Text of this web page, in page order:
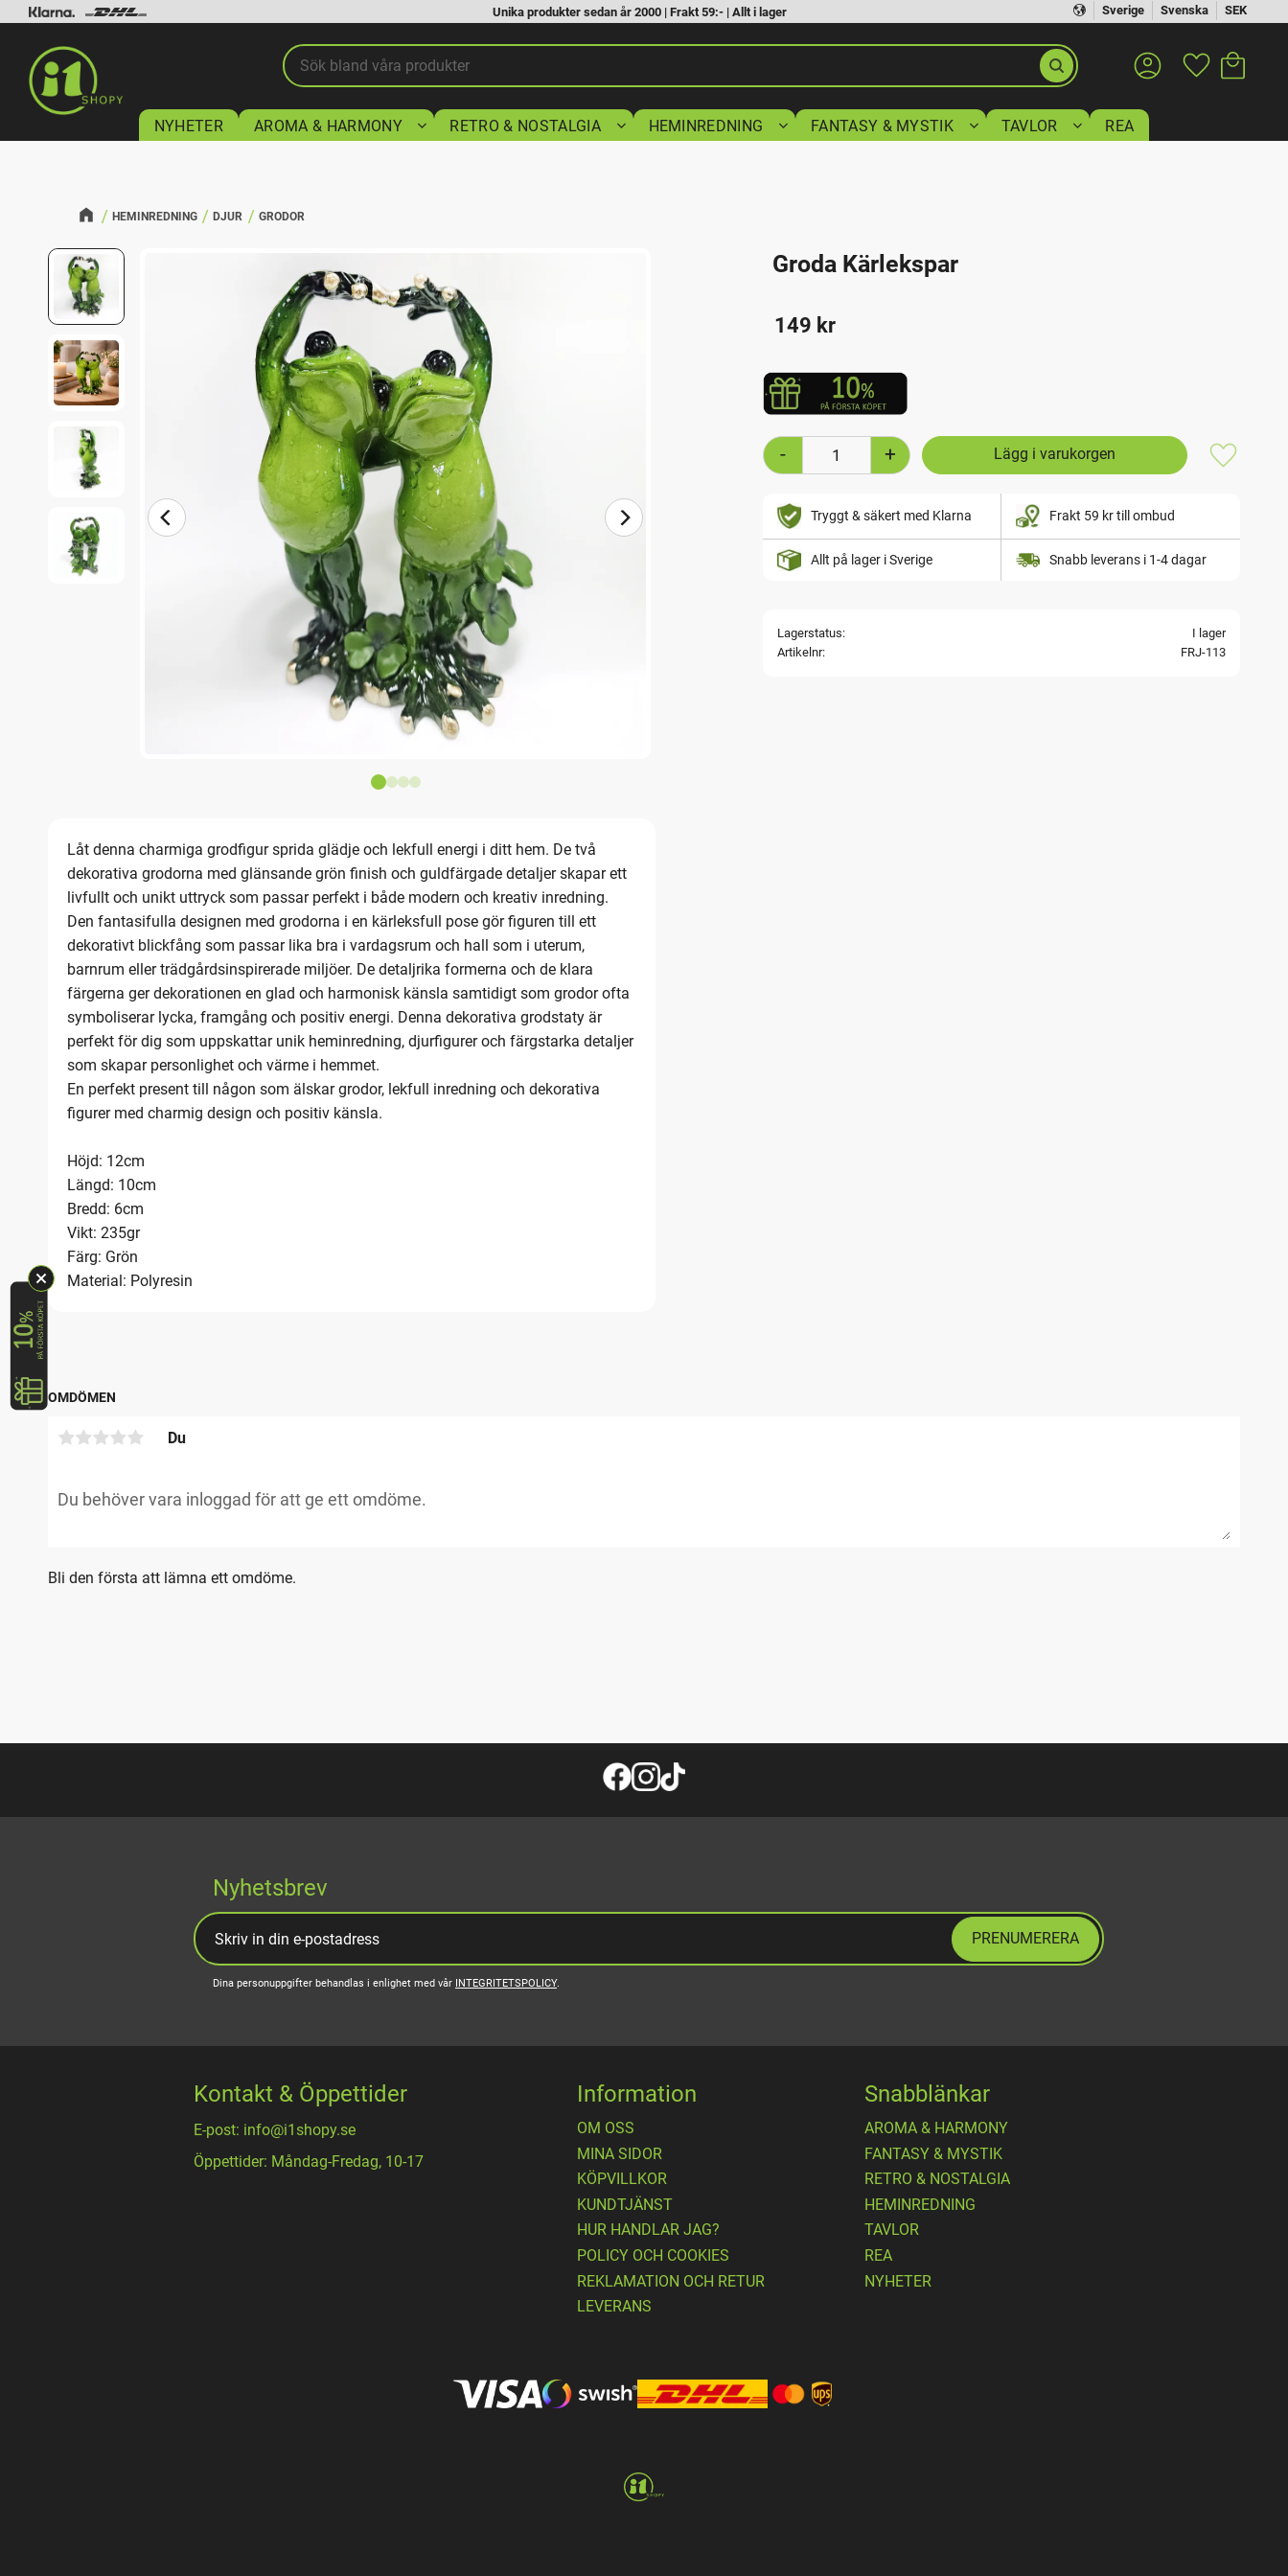
Sverige Svenska SEK
Unika produkter sedan år 2000 | Frakt 59:- | Allt i lager
Favoriter
NYHETER AROMA & HARMONY RETRO & NOSTALGIA HEMINREDNING FANTASY & MYSTIK TAVLOR REA
HEMINREDNING DJUR GRODOR
Groda Kärlekspar
149 kr
+
-
Lägg till i
Tryggt & säkert med Klarna Frakt 59 kr till ombud
Allt på lager i Sverige Snabb leverans i 1-4 dagar
Lagerstatus
I lager
Artikelnr
FRJ-113
Låt denna charmiga grodfigur sprida glädje och lekfull energi i ditt hem. De två
dekorativa grodorna med glänsande grön finish och guldfärgade detaljer skapar ett
livfullt och unikt uttryck som passar perfekt i både modern och kreativ inredning.
Den fantasifulla designen med grodorna i en kärleksfull pose gör figuren till ett
dekorativt blickfång som passar lika bra i vardagsrum och hall som i uterum,
barnrum eller trädgårdsinspirerade miljöer. De detaljrika formerna och de klara
färgerna ger dekorationen en glad och harmonisk känsla samtidigt som grodor ofta
symboliserar lycka, framgång och positiv energi. Denna dekorativa grodstaty är
perfekt för dig som uppskattar unik heminredning, djurfigurer och färgstarka detaljer
som skapar personlighet och värme i hemmet.
En perfekt present till någon som älskar grodor, lekfull inredning och dekorativa
figurer med charmig design och positiv känsla.
Höjd: 12cm
Längd: 10cm
Bredd: 6cm
Vikt: 235gr
Färg: Grön
Material: Polyresin
OMDÖMEN
Du
Bli den första att lämna ett omdöme.
Nyhetsbrev
PRENUMERERA
Dina personuppgifter behandlas i enlighet med vår INTEGRITETSPOLICY.
Kontakt & Öppettider
E-post: info@i1shopy.se
Öppettider: Måndag-Fredag, 10-17
Information
OM OSS
MINA SIDOR
KÖPVILLKOR
KUNDTJÄNST
HUR HANDLAR JAG?
POLICY OCH COOKIES
REKLAMATION OCH RETUR
LEVERANS
Snabblänkar
AROMA & HARMONY
FANTASY & MYSTIK
RETRO & NOSTALGIA
HEMINREDNING
TAVLOR
REA
NYHETER